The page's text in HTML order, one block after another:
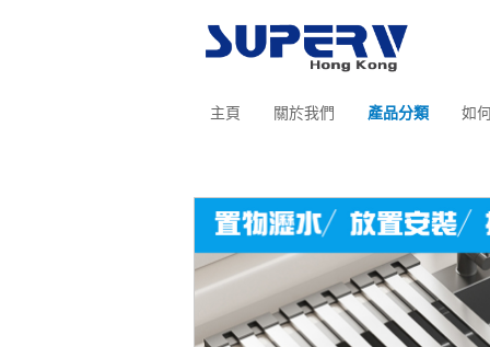
主頁 關於我們 產品分類 如